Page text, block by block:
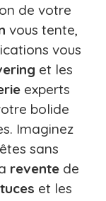
de votre
vous tente,
vous
et les
experts
bolide
Imaginez
sans
revente de
et les